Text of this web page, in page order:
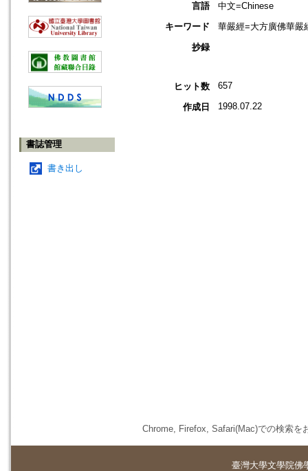
書誌管理
書き出し
言語
中文=Chinese
キーワード
華嚴經=大方廣佛華嚴
抄録
ヒット数 657
作成日 1998.07.22
Chrome, Firefox, Safari(Mac)での検索を
臺灣大學文學院佛